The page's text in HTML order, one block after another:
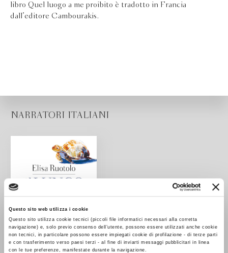
Questo sito web utilizza i cookie
Questo sito utilizza cookie tecnici (piccoli file informatici necessari alla corretta
navigazione) e, solo previo consenso dell’utente, possono essere utilizzati anche cookie
non tecnici, in particolare possono essere impiegati cookie di profilazione - di terze parti
e con trasferimento verso paesi terzi - al fine di inviarti messaggi pubblicitari in linea
con le tue preferenze, manifestate durante la navigazione.
libro Quel luogo a me proibito è tradotto in Francia
dall’editore Cambourakis.
NARRATORI ITALIANI